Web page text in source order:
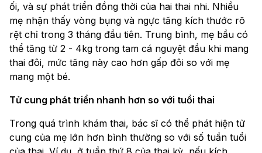
ối, và sự phát triển đồng thời của hai thai nhi. Nhiều
mẹ nhận thấy vòng bụng và ngực tăng kích thước rõ
rệt chỉ trong 3 tháng đầu tiên. Trung bình, mẹ bầu có
thể tăng từ 2 - 4kg trong tam cá nguyệt đầu khi mang
thai đôi, mức tăng này cao hơn gấp đôi so với mẹ
mang một bé.
Tử cung phát triển nhanh hơn so với tuổi thai
Trong quá trình khám thai, bác sĩ có thể phát hiện tử
cung của mẹ lớn hơn bình thường so với số tuần tuổi